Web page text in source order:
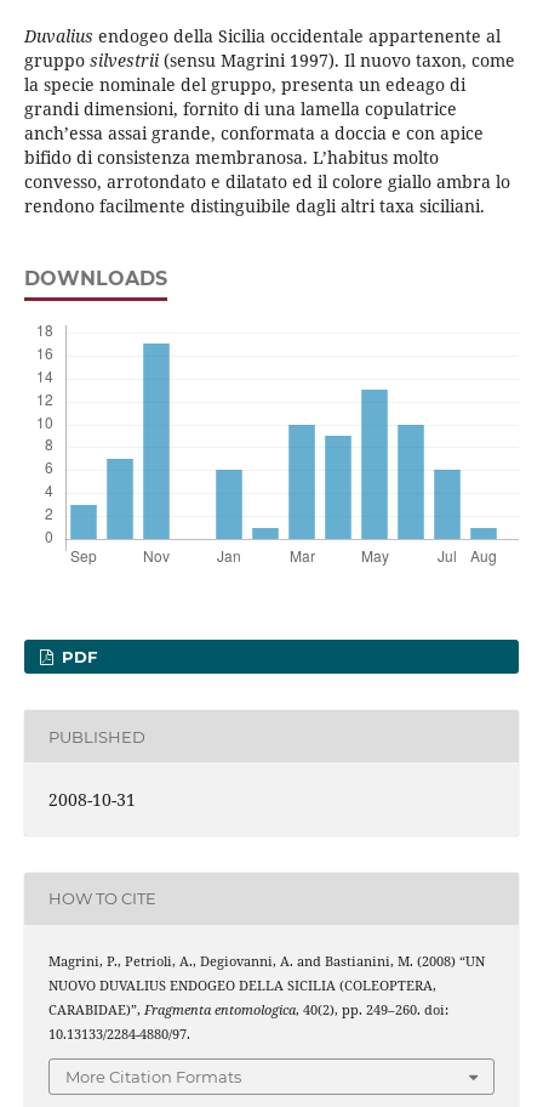
Duvalius endogeo della Sicilia occidentale appartenente al
gruppo silvestrii(sensu Magrini 1997). Il nuovo taxon, come
la specie nominale del gruppo, presenta un edeago di
grandi dimensioni, fornito di una lamella copulatrice
anch’essa assai grande, conformata a doccia e con apice
bifido di consistenza membranosa. L’habitus molto
convesso, arrotondato e dilatato ed il colore giallo ambra lo
rendono facilmente distinguibile dagli altri taxa siciliani.
DOWNLOADS
PDF
PUBLISHED
2008-10-31
HOW TO CITE
Magrini, P., Petrioli, A., Degiovanni, A. and Bastianini, M. (2008) “UN
NUOVO DUVALIUS ENDOGEO DELLA SICILIA (COLEOPTERA,
CARABIDAE)”, Fragmenta entomologica, 40(2), pp. 249–260. doi:
10.13133/2284-4880/97.
More Citation Formats